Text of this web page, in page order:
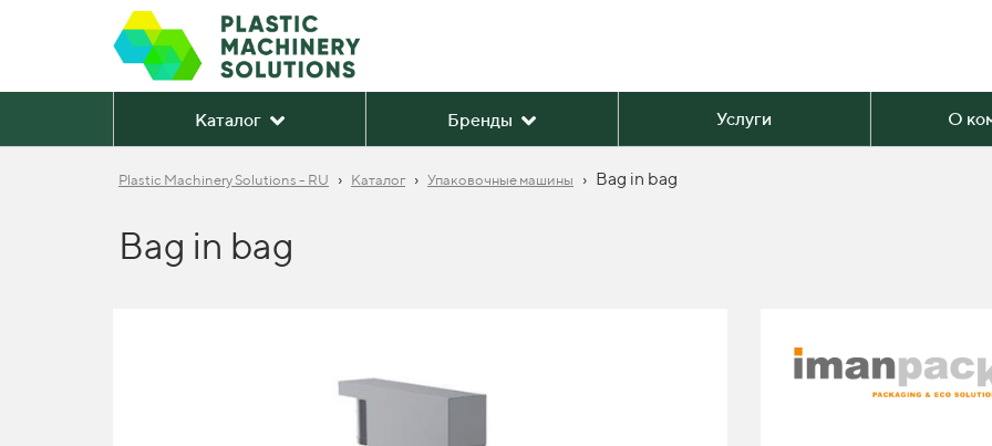
Каталог Бренды Услуги О
Plastic Machinery Solutions - RU › Каталог › Упаковочные машины › Bag in bag
Bag in bag